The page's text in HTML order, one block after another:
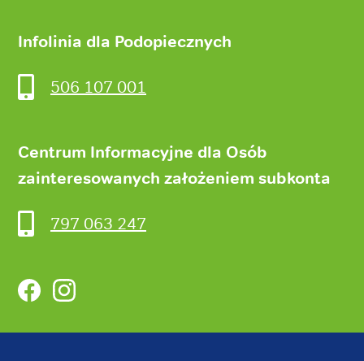
Infolinia dla Podopiecznych
506 107 001
Centrum Informacyjne dla Osób
zainteresowanych założeniem subkonta
797 063 247
FacebookInstagram